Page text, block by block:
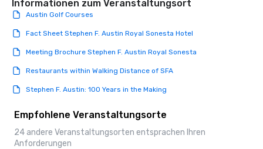
Informationen zum Veranstaltungsort
Austin Golf Courses
Fact Sheet Stephen F. Austin Royal Sonesta Hotel
Meeting Brochure Stephen F. Austin Royal Sonesta
Restaurants within Walking Distance of SFA
Stephen F. Austin: 100 Years in the Making
Empfohlene Veranstaltungsorte
24 andere Veranstaltungsorten entsprachen Ihren
Anforderungen